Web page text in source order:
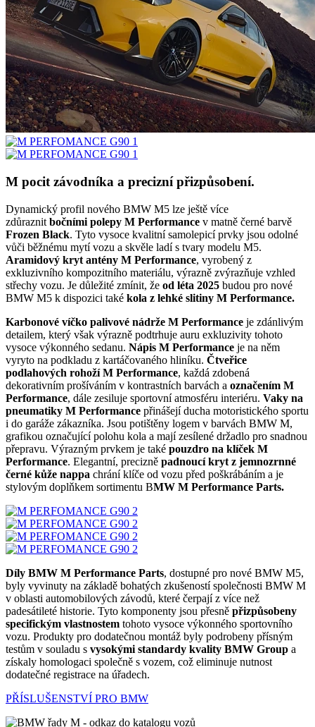
M pocit závodníka a precizní přizpůsobení.
Dynamický profil nového BMW M5 lze ještě více
zdůraznit bočními polepy M Performance v matně černé barvě
Frozen Black. Tyto vysoce kvalitní samolepicí prvky jsou odolné
vůči běžnému mytí vozu a skvěle ladí s tvary modelu M5.
Aramidový kryt antény M Performance, vyrobený z
exkluzivního kompozitního materiálu, výrazně zvýrazňuje vzhled
střechy vozu. Je důležité zmínit, že od léta 2025 budou pro nové
BMW M5 k dispozici také kola z lehké slitiny M Performance.
Karbonové víčko palivové nádrže M Performance je zdánlivým
detailem, který však výrazně podtrhuje auru exkluzivity tohoto
vysoce výkonného sedanu. Nápis M Performance je na něm
vyryto na podkladu z kartáčovaného hliníku. Čtveřice
podlahových rohoží M Performance, každá zdobená
dekorativním prošíváním v kontrastních barvách a označením M
Performance, dále zesiluje sportovní atmosféru interiéru. Vaky na
pneumatiky M Performance přinášejí ducha motoristického sportu
i do garáže zákazníka. Jsou potištěny logem v barvách BMW M,
grafikou označující polohu kola a mají zesílené držadlo pro snadnou
přepravu. Výrazným prvkem je také pouzdro na klíček M
Performance. Elegantní, precizně padnoucí kryt z jemnozrnné
černé kůže nappa chrání klíče od vozu před poškrábáním a je
stylovým doplňkem sortimentu BMW M Performance Parts.
Díly BMW M Performance Parts, dostupné pro nové BMW M5,
byly vyvinuty na základě bohatých zkušeností společnosti BMW M
v oblasti automobilových závodů, které čerpají z více než
padesátileté historie. Tyto komponenty jsou přesně přizpůsobeny
specifickým vlastnostem tohoto vysoce výkonného sportovního
vozu. Produkty pro dodatečnou montáž byly podrobeny přísným
testům v souladu s vysokými standardy kvality BMW Group a
získaly homologaci společně s vozem, což eliminuje nutnost
dodatečné registrace na úřadech.
PŘÍSLUŠENSTVÍ PRO BMW